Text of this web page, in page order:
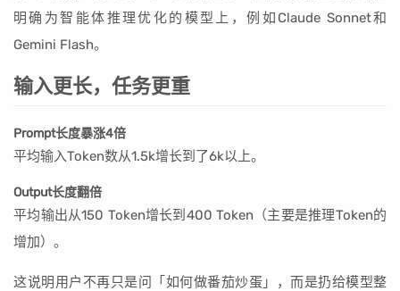
明确为智能体推理优化的模型上，例如Claude Sonnet和
Gemini Flash。
输入更长，任务更重
Prompt长度暴涨4倍
平均输入Token数从1.5k增长到了6k以上。
Output长度翻倍
平均输出从150 Token增长到400 Token（主要是推理Token的
增加）。
这说明用户不再只是问「如何做番茄炒蛋」，而是扔给模型整